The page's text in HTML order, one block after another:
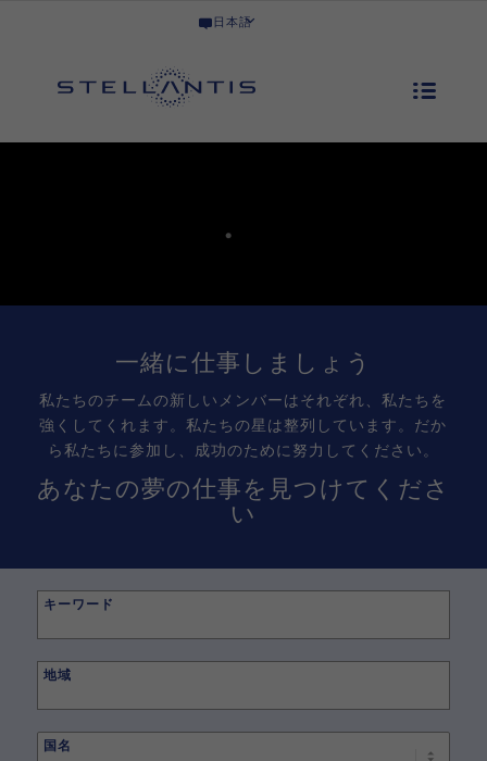
日本語
一緒に仕事しましょう
私たちのチームの新しいメンバーはそれぞれ、私たちを
強くしてくれます。私たちの星は整列しています。だか
ら私たちに参加し、成功のために努力してください。
あなたの夢の仕事を見つけてくださ
い
キーワード
typing
suggestions.
地域
国名